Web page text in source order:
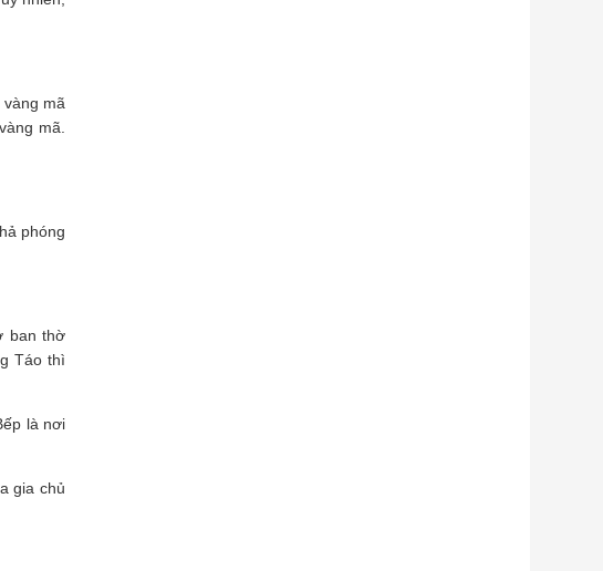
mã
mã.
phóng
ban thờ
Táo thì
là nơi
gia chủ